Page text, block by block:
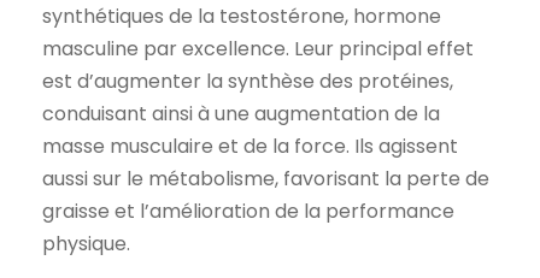
synthétiques de la testostérone, hormone
masculine par excellence. Leur principal effet
est d’augmenter la synthèse des protéines,
conduisant ainsi à une augmentation de la
masse musculaire et de la force. Ils agissent
aussi sur le métabolisme, favorisant la perte de
graisse et l’amélioration de la performance
physique.